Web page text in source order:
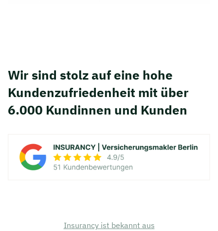
Wir sind stolz auf eine hohe
Kunden­zufriedenheit mit über
6.000 Kundinnen und Kunden
Insurancy ist bekannt aus